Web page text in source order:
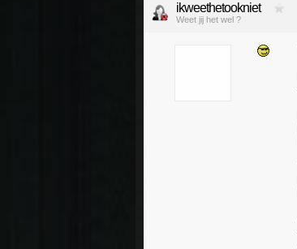
ikweethetookniet
Weet jij het wel ?